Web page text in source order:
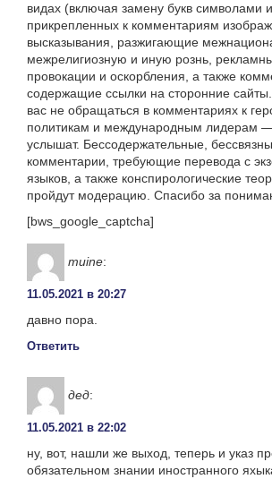
видах (включая замену букв символами
прикрепленных к комментариям
высказывания, разжигающие
межрелигиозную и иную рознь,
провокации и оскорбления, а также
содержащие ссылки на сторонние
вас не обращаться в комментариях к
политикам и международным лидерам
услышат. Бессодержательные,
комментарии, требующие перевода с
языков, а также конспирологические
пройдут модерацию. Спасибо за
[bws_google_captcha]
muine:
11.05.2021 в 20:27
давно пора.
Ответить
дед:
11.05.2021 в 22:02
ну, вот, нашли же выход, теперь и указ
обязательном знании иностранного